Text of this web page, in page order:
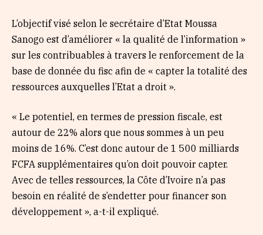
L’objectif visé selon le secrétaire d’Etat Moussa
Sanogo est d’améliorer « la qualité de l’information »
sur les contribuables à travers le renforcement de la
base de donnée du fisc afin de « capter la totalité des
ressources auxquelles l’Etat a droit ».
« Le potentiel, en termes de pression fiscale, est
autour de 22% alors que nous sommes à un peu
moins de 16%. C’est donc autour de 1 500 milliards
FCFA supplémentaires qu’on doit pouvoir capter.
Avec de telles ressources, la Côte d’Ivoire n’a pas
besoin en réalité de s’endetter pour financer son
développement », a-t-il expliqué.